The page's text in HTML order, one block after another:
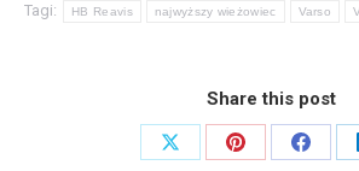
Tagi: HB Reavis najwyższy wieżowiec Varso
Share this post
Share
Share
Share